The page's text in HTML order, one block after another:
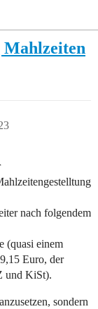
Mahlzeiten
nach folgendem
(quasi einem
Euro, der
und KiSt).
sondern